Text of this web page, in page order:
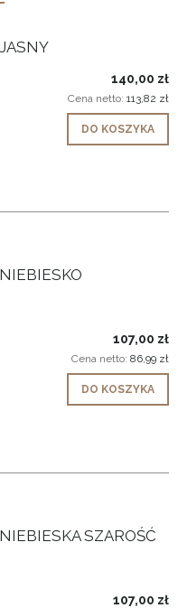
140,00 zł
Cena netto: 113,82 zł
DO KOSZYKA
107,00 zł
Cena netto: 86,99 zł
DO KOSZYKA
SZAROŚĆ
107,00 zł